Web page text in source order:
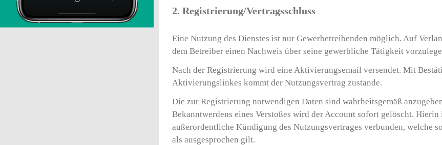
2. Registrierung/Vertragsschluss
Eine Nutzung des Dienstes ist nur Gewerbetreibenden möglich. Auf
dem Betreiber einen Nachweis über seine gewerbliche Tätigkeit
Nach der Registrierung wird eine Aktivierungsemail versendet. Mit
Aktivierungslinkes kommt der Nutzungsvertrag zustande.
Die zur Registrierung notwendigen Daten sind wahrheitsgemäß
Bekanntwerdens eines Verstoßes wird der Account sofort gelöscht. Hierin
außerordentliche Kündigung des Nutzungsvertrages verbunden, welche
als ausgesprochen gilt.